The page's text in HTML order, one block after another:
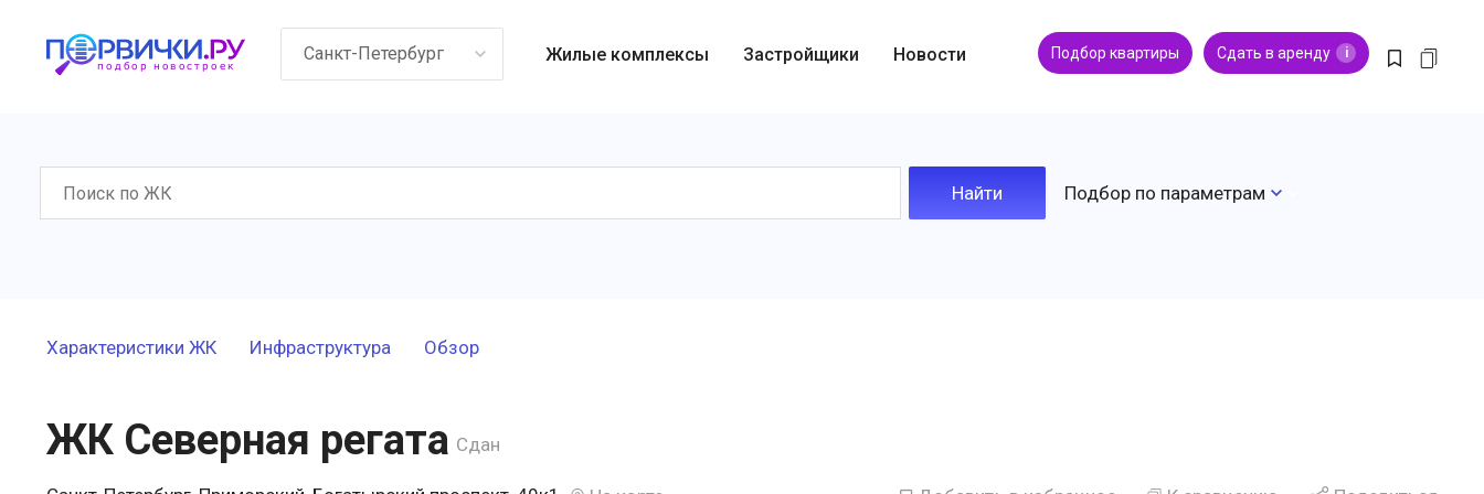
Санкт-Петербург Жилые комплексы Застройщики Новости Подбор квартиры Сдать в аренду i
Подбор по параметрам
Характеристики ЖК Инфраструктура Обзор
ЖК Северная регата Сдан